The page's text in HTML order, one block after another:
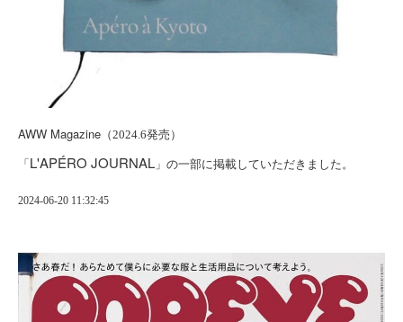
AWW Magazine （2024.6発売）
「 L'APÉRO JOURNAL 」の一部に掲載していただきました。
2024-06-20 11:32:45